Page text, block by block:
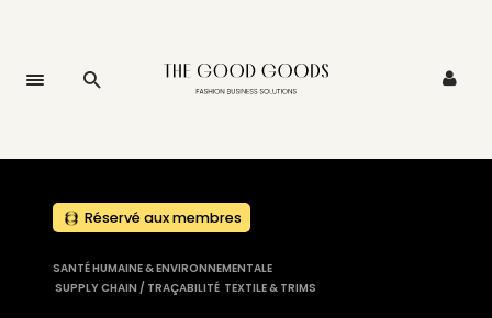
Réservé aux membres
SANTÉ HUMAINE & ENVIRONNEMENTALE
SUPPLY CHAIN / TRAÇABILITÉ TEXTILE & TRIMS